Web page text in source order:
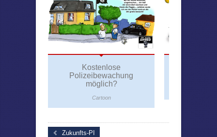
Kostenlose
Polizeibewachung
möglich?
Cartoon
Zukunfts-PI